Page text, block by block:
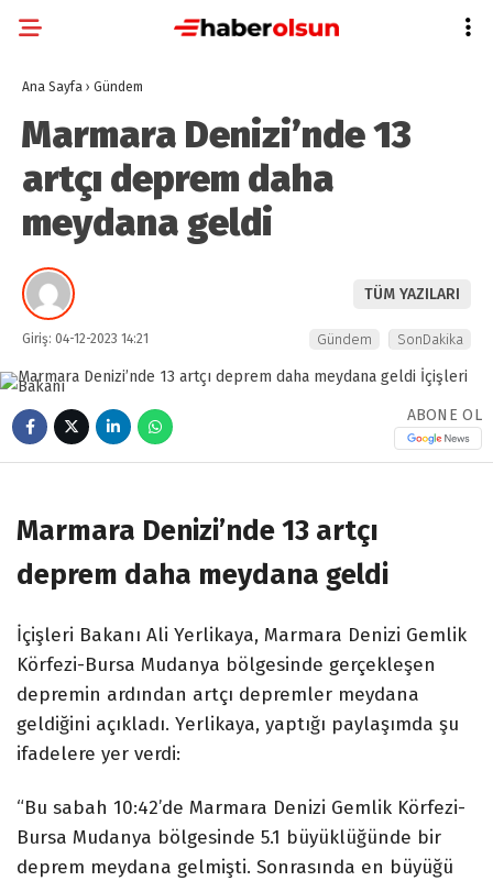
Ana Sayfa › Gündem
Marmara Denizi’nde 13
artçı deprem daha
meydana geldi
TÜM YAZILARI
Giriş: 04-12-2023 14:21 Gündem SonDakika
ABONE OL
Marmara Denizi’nde 13 artçı
deprem daha meydana geldi
İçişleri Bakanı Ali Yerlikaya, Marmara Denizi Gemlik
Körfezi-Bursa Mudanya bölgesinde gerçekleşen
depremin ardından artçı depremler meydana
geldiğini açıkladı. Yerlikaya, yaptığı paylaşımda şu
ifadelere yer verdi:
“Bu sabah 10:42’de Marmara Denizi Gemlik Körfezi-
Bursa Mudanya bölgesinde 5.1 büyüklüğünde bir
deprem meydana gelmişti. Sonrasında en büyüğü